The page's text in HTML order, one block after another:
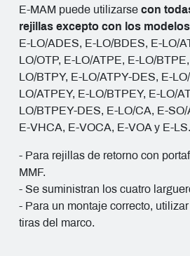
E-MAM puede utilizarsecon
rejillas excepto con los modelos
E-LO/ADES, E-LO/BDES, E-LO/
LO/OTP, E-LO/ATPE, E-LO/
LO/BTPY, E-LO/ATPY-DES, E-
LO/ATPEY, E-LO/BTPEY, E-LO/
LO/BTPEY-DES, E-LO/CA, E-
E-VHCA, E-VOCA, E-VOA y E-LS.
- Para rejillas de retorno con
MMF.
- Se suministran los cuatro
- Para un montaje correcto,
tiras del marco.